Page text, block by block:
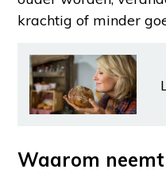
krachtig of minder
Waarom